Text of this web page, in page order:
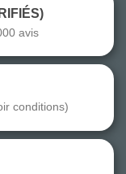
avis
conditions)